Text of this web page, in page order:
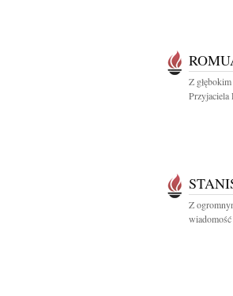
Z
Przyjaciela
Z